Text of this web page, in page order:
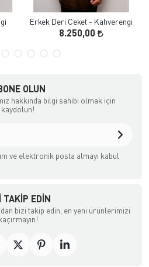
Erkek Deri Ceket - Kahverengi
8.250,00
OLUN
hakkında bilgi sahibi olmak için
kaydolun!
ve elektronik posta almayı kabul
TAKIP EDIN
bizi takip edin, en yeni ürünlerimizi